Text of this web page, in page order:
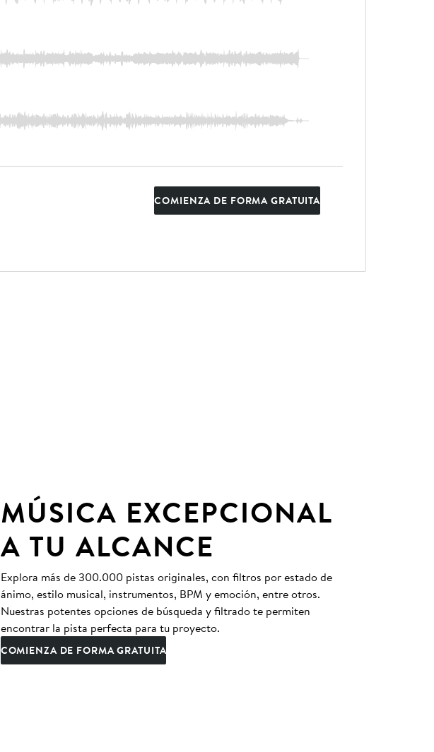
COMIENZA DE FORMA GRATUITA
MÚSICA EXCEPCIONAL
A TU ALCANCE
Explora más de 300.000 pistas originales, con filtros por estado de
ánimo, estilo musical, instrumentos, BPM y emoción, entre otros.
Nuestras potentes opciones de búsqueda y filtrado te permiten
encontrar la pista perfecta para tu proyecto.
COMIENZA DE FORMA GRATUITA